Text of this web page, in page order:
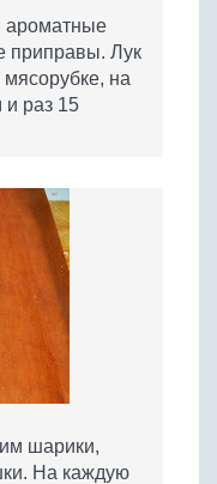
ароматные
приправы. Лук
на
раз 15
шарики,
На каждую